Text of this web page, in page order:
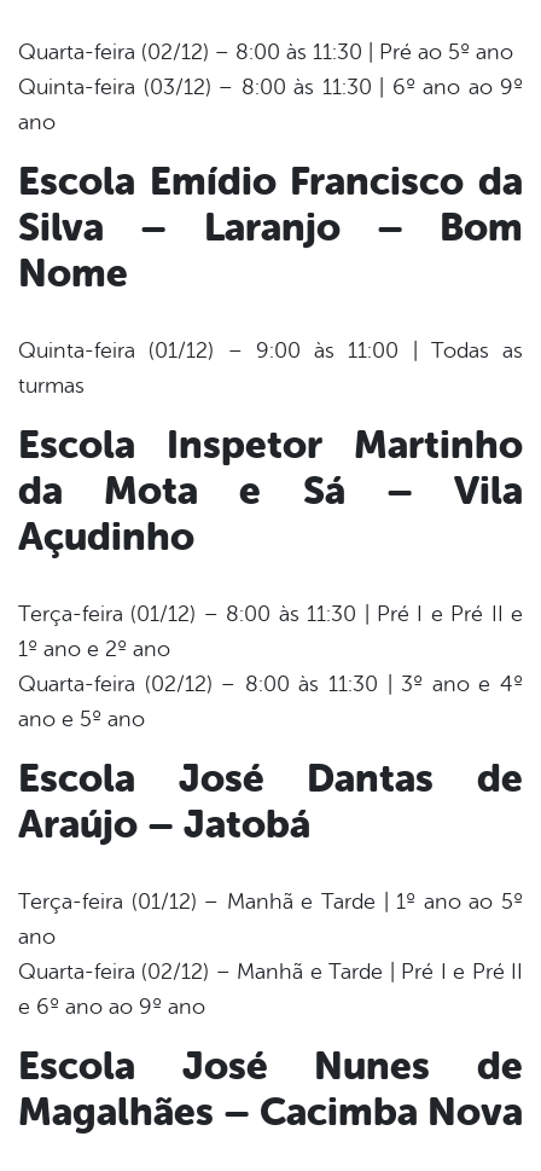
Quarta-feira (02/12) – 8:00 às 11:30 | Pré ao 5º ano
Quinta-feira (03/12) – 8:00 às 11:30 | 6º ano ao 9º
ano
Escola Emídio Francisco da
Silva – Laranjo – Bom
Nome
Quinta-feira (01/12) – 9:00 às 11:00 | Todas as
turmas
Escola Inspetor Martinho
da Mota e Sá – Vila
Açudinho
Terça-feira (01/12) – 8:00 às 11:30 | Pré I e Pré II e
1º ano e 2º ano
Quarta-feira (02/12) – 8:00 às 11:30 | 3º ano e 4º
ano e 5º ano
Escola José Dantas de
Araújo – Jatobá
Terça-feira (01/12) – Manhã e Tarde | 1º ano ao 5º
ano
Quarta-feira (02/12) – Manhã e Tarde | Pré I e Pré II
e 6º ano ao 9º ano
Escola José Nunes de
Magalhães – Cacimba Nova